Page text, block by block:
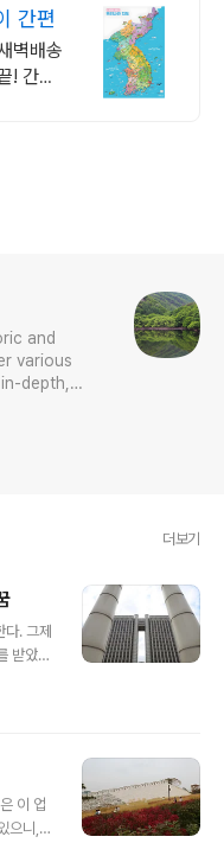
간편
벽배송
! 간편
and
various
depth,
sense or
더보기
. 그제
받았
하는
않아,
곳저곳
송하
이 업
니,